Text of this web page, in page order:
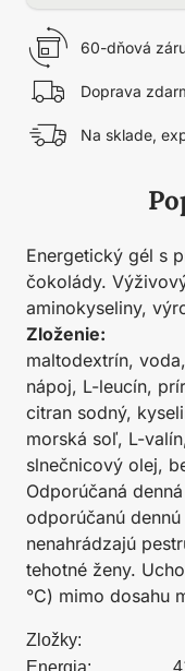
60-dňová
Doprava
Na sklade,
Energetický gél s
čokolády.
aminokyseliny,
Zloženie:
maltodextrín,
nápoj, L-leucín,
citran sodný,
morská soľ, L-
slnečnicový olej,
Odporúčaná
odporúčanú
nenahrádzajú
tehotné ženy.
°C) mimo dosahu
Zložky:
Energia: